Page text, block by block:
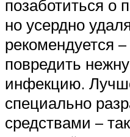
позаботиться о
но усердно
рекомендуется
повредить
инфекцию.
специально
средствами –